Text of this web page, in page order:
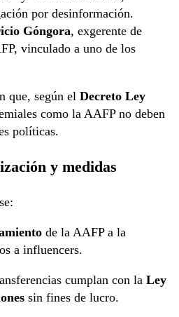
por desinformación.
Góngora, exgerente de
vinculado a uno de los
que, según el Decreto Ley
como la AAFP no deben
políticas.
y medidas
de la AAFP a la
a influencers.
cumplan con la Ley
sin fines de lucro.